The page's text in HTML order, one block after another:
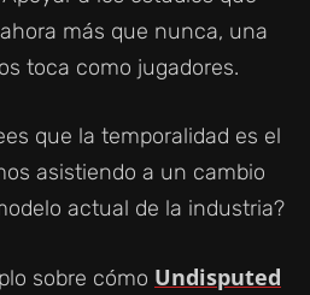
más que nunca, una
toca como jugadores.
que la temporalidad es el
asistiendo a un cambio
actual de la industria?
sobre cómo Undisputed